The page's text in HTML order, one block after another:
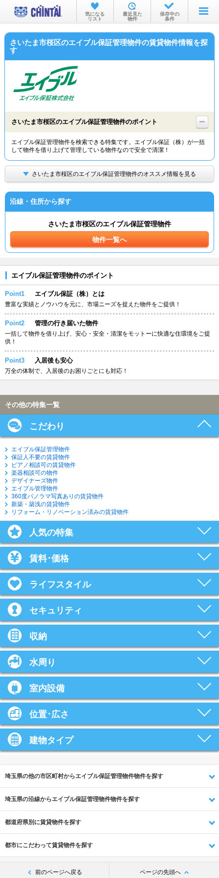
お部屋を探す
沿線・駅から
不動産会社から
TOP
気になる
リスト
最近見た
物件
保存中の
条件
さいたま市桜区のエイブル保証管理物件の賃貸物件情報を探
す
さいたま市桜区のエイブル保証管理物件のポイント
エイブル保証管理物件を検索できる特集です。エイブル保証（株）が一括
して物件を借り上げて管理している物件なので安全で清潔！
さいたま市桜区のエイブル保証管理物件のオススメ情報を見る
沿線・住所から探す
さいたま市桜区のエイブル保証管理物件
物件一覧へ
エイブル保証管理物件のポイント
Point1 エイブル保証（株）とは
豊富な実績とノウハウを元に、市場ニーズを捉えた物件をご提供！
Point2 管理の行き届いた物件
一括して物件を借り上げ、安心・安全・清潔をモットーに快適な住環境をご提
供！
Point3 入居後も安心
万全の体制で、入居後のお困りごとにも対応！
その他の特集一覧
こだわり
エイブル保証管理物件
保証人不要の賃貸物件
ピアノ相談可の賃貸物件
楽器相談可の物件
デザイナーズ物件
エイブル管理物件
360度パノラマ写真ありの賃貸物件
新築・築浅の賃貸物件
リフォーム・リノベーション済みの賃貸物件
人気の特集
賃料･価格
ライフスタイル
セキュリティ
収納
水周り
室内設備
位置･広さ
建物タイプ
埼玉県の他の市区町村からエイブル保証管理物件物件を探す
埼玉県の沿線からエイブル保証管理物件物件を探す
都道府県別に賃貸物件を探す
都市にこだわって賃貸物件を探す
前のページへ戻る ページの先頭へ